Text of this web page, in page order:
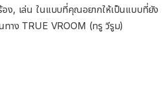
ง, เล่น ในแบบที่คุณอยากให้เป็นแบบที่ยัง
ทาง TRUE VROOM (ทรู วีรูม)